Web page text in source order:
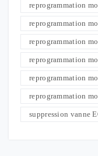
reprogrammation
reprogrammation
reprogrammation
reprogrammation
reprogrammation
reprogrammation
suppression vanne